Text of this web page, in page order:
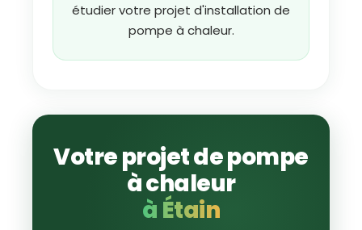
étudier votre projet d'installation de
pompe à chaleur.
Votre projet de pompe
à chaleur
à Étain